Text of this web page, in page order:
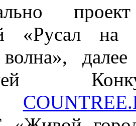
«Русал на
волна»,